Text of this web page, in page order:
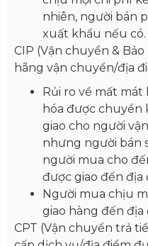
nhiên, người bán
xuất khẩu nếu có.
CIP (Vận chuyển &
hãng vận chuyển/địa
Rủi ro về mất mát
hóa được chuyển
giao cho người
nhưng người bán
người mua cho
được giao đến địa
Người mua chịu
giao hàng đến
CPT (Vận chuyển trả